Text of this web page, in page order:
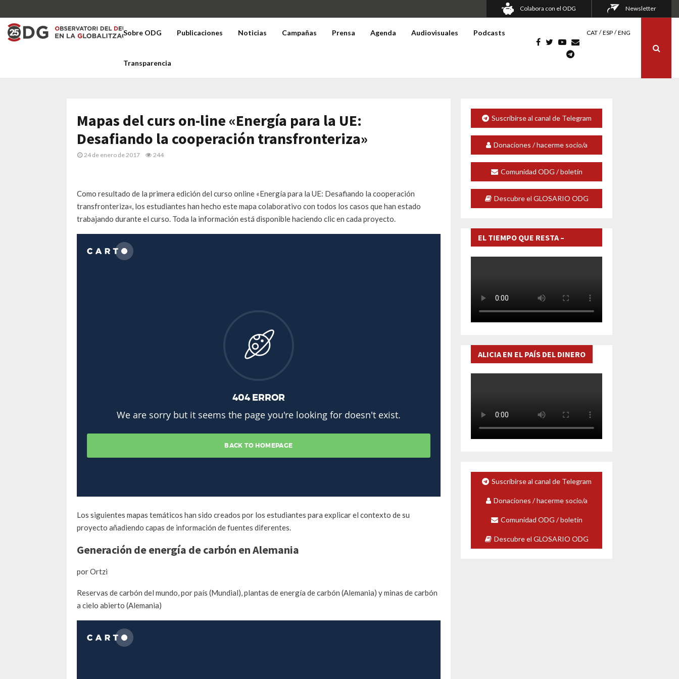
Colabora con el ODG Newsletter
Sobre ODG Publicaciones Noticias Campañas Prensa Agenda Audiovisuales Podcasts
Transparencia
CAT ESP ENG
Mapas del curs on-line «Energía para la UE:
Desafiando la cooperación transfronteriza»
24 de enero de 2017 244
Como resultado de la primera edición del curso online «Energía para la UE: Desafiando la cooperación
transfronteriza« , los estudiantes han hecho estemapa colaborativo con todos los casos quehan estado
trabajando durante el curso. Toda la información está disponiblehaciendo clicen cada proyecto.
Los siguientes mapas temáticos han sido creados por los estudiantes para explicarel contexto de su
proyecto añadiendo capas de información de fuentes diferentes
Generación de energía de carbón en Alemania
por Ortzi
Reservas de carbón del mundo, por país (Mundial) , plantas de energía de carbón (Alemania) y minas de carbón
a cielo abierto (Alemania)
Suscribirse al canal de Telegram
Donaciones / hacerme socio/a
Comunidad ODG / boletín
Descubre el GLOSARIO ODG
EL TIEMPO QUE RESTA –
DOCUMENTAL
ALICIA EN EL PAÍS DEL DINERO
Suscribirse al canal de Telegram
Donaciones / hacerme socio/a
Comunidad ODG / boletín
Descubre el GLOSARIO ODG